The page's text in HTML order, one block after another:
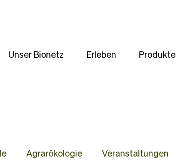
Unser Bionetz Erleben Produkte
Agrarökologie Veranstaltungen